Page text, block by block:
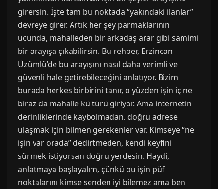
girersin. İşte tam bu noktada “yakındaki ilanlar”
devreye girer. Artık her şey parmaklarının
ucunda, mahalleden bir arkadaş arar gibi samimi
bir arayışa çıkabilirsin. Bu rehber, Erzincan
Üzümlü’de bu arayışını nasıl daha verimli ve
güvenli hale getirebileceğini anlatıyor. Bizim
burada herkes birbirini tanır, o yüzden işin içine
biraz da mahalle kültürü giriyor. Ama internetin
derinliklerinde kaybolmadan, doğru adrese
ulaşmak için bilmen gerekenler var. Kimseye “ne
işin var orada” dedirtmeden, kendi keyfini
sürmek istiyorsan doğru yerdesin. Haydi,
anlatmaya başlayalım, çünkü bu işin püf
noktalarını kimse senden iyi bilemez ama ben